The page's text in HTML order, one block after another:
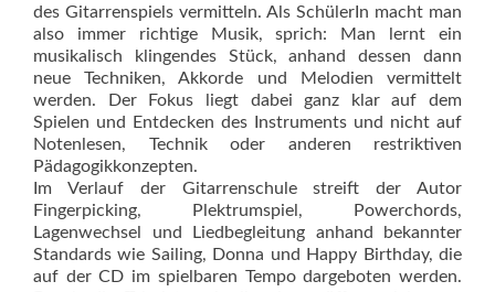
des Gitarrenspiels vermitteln. Als SchülerIn macht man
also immer richtige Musik, sprich: Man lernt ein
musikalisch klingendes Stück, anhand dessen dann
neue Techniken, Akkorde und Melodien vermittelt
werden. Der Fokus liegt dabei ganz klar auf dem
Spielen und Entdecken des Instruments und nicht auf
Notenlesen, Technik oder anderen restriktiven
Pädagogikkonzepten.
Im Verlauf der Gitarrenschule streift der Autor
Fingerpicking, Plektrumspiel, Powerchords,
Lagenwechsel und Liedbegleitung anhand bekannter
Standards wie Sailing, Donna und Happy Birthday, die
auf der CD im spielbaren Tempo dargeboten werden.